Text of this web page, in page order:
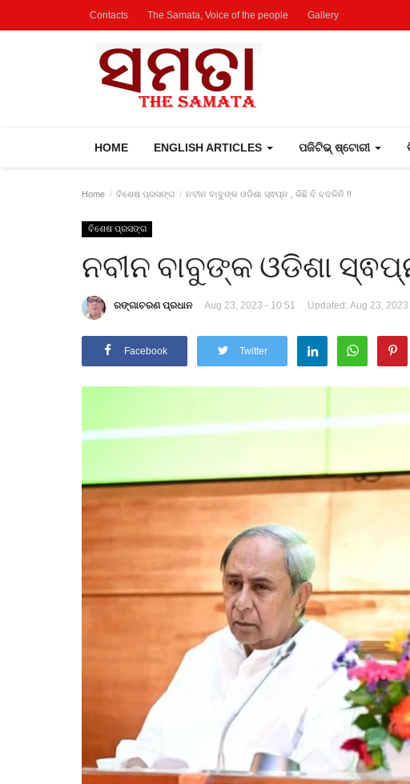
Contacts The Samata, Voice of the people Gallery
HOME ENGLISH ARTICLES ପଜିଟିଭ୍ ଷ୍ଟୋରୀ
Home ବିଶେଷ ପ୍ରସଙ୍ଗ ନବୀନ ବାବୁଙ୍କ ଓଡିଶା ସ୍ଵପ୍ନ , କିଛି ବି ବଦଳିନି !!
ବିଶେଷ ପ୍ରସଙ୍ଗ
ନବୀନ ବାବୁଙ୍କ ଓଡିଶା
ରଙ୍ଗାଚରଣ ପ୍ରଧାନ Aug 23, 2023 - 10:51 Updated: Aug 23, 2023
Facebook Twitter